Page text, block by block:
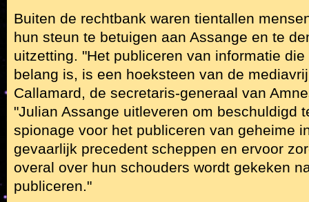
Buiten de rechtbank waren tientallen
hun steun te betuigen aan Assange en te
uitzetting. "Het publiceren van informatie
belang is, is een hoeksteen van de
Callamard, de secretaris-generaal van
"Julian Assange uitleveren om beschuldigd
spionage voor het publiceren van geheime
gevaarlijk precedent scheppen en ervoor
overal over hun schouders wordt gekeken
publiceren."